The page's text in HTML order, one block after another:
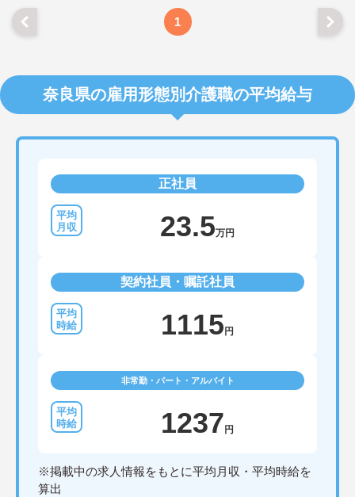
1
奈良県の雇用形態別介護職の平均給与
正社員
23.5万円
契約社員・嘱託社員
1115 円
非常勤・パート・アルバイト
1237 円
※掲載中の求人情報をもとに平均月収・平均時給を
算出